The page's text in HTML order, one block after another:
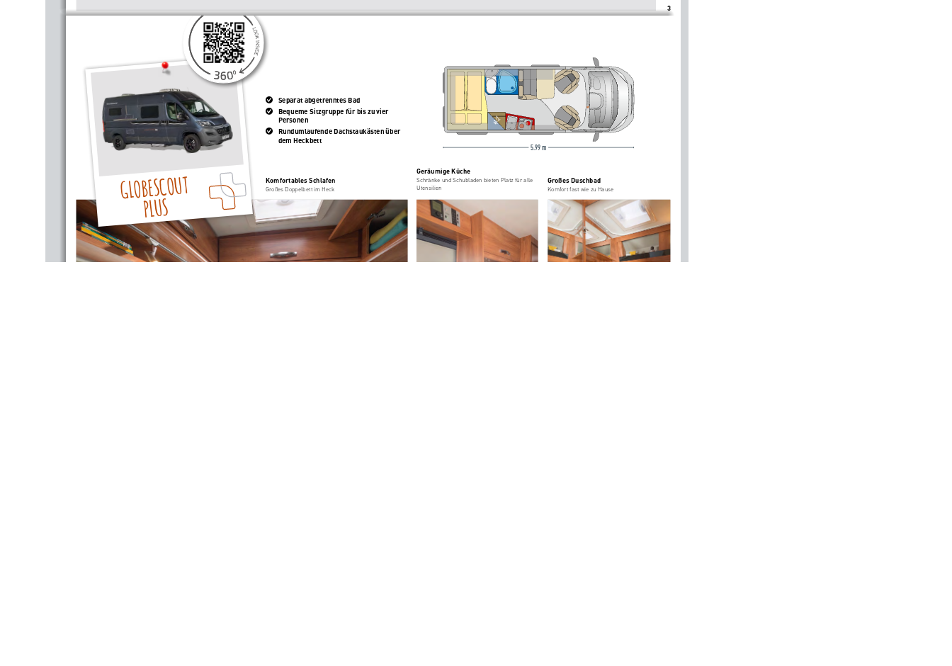
3
Komfortables Schlafen
Großes Doppelbett im Heck
Geräumige Küche
Schränke und Schubladen bieten Platz für alle
Utensilien
Großes Duschbad
Komfort fast wie zu Hause
5.99 m

Separat abgetrenntes Bad

Bequeme Sitzgruppe für bis zu vier
        Personen

Rundumlaufende Dachstaukästen über
dem Heckbett
GLOBESCOUT
PLUS